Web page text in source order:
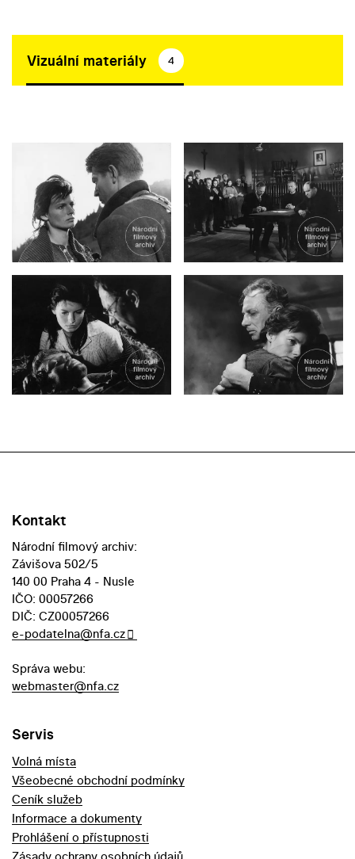
Vizuální materiály 4
Kontakt
Národní filmový archiv:
Závišova 502/5
140 00 Praha 4 - Nusle
IČO: 00057266
DIČ: CZ00057266
e-podatelna@nfa.cz
Správa webu:
webmaster@nfa.cz
Servis
Volná místa
Všeobecné obchodní podmínky
Ceník služeb
Informace a dokumenty
Prohlášení o přístupnosti